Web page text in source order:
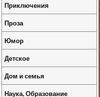
Приключения
Проза
Юмор
Детское
Дом и семья
Наука, Образование